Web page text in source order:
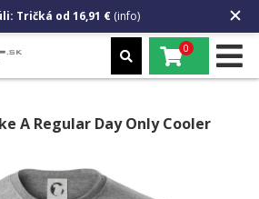
Tričká od 16,91 € (info)
0
A Regular Day Only Cooler